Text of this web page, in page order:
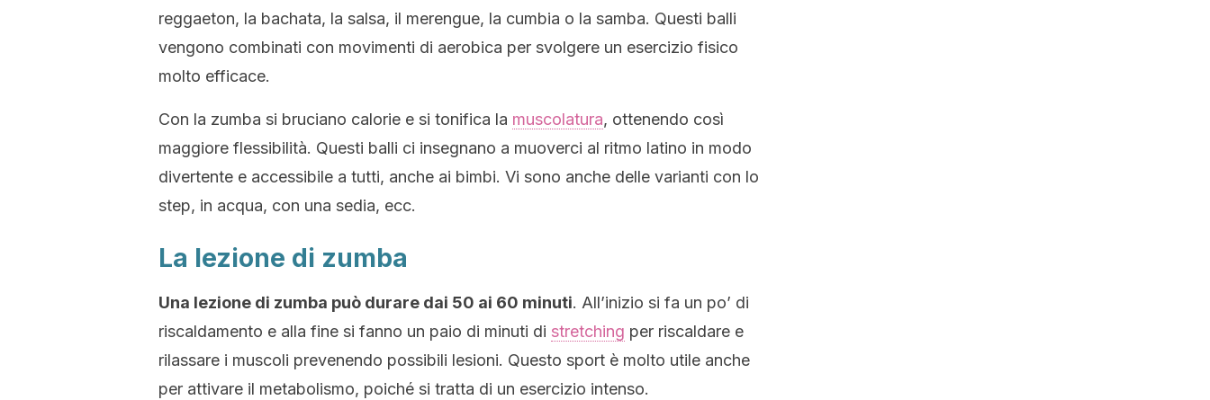
reggaeton, la bachata, la salsa, il merengue, la cumbia o la samba. Questi balli
vengono combinati con movimenti di aerobica per svolgere un esercizio fisico
molto efficace.
Con la zumba si bruciano calorie e si tonifica la muscolatura, ottenendo così
maggiore flessibilità. Questi balli ci insegnano a muoverci al ritmo latino in modo
divertente e accessibile a tutti, anche ai bimbi. Vi sono anche delle varianti con lo
step, in acqua, con una sedia, ecc.
La lezione di zumba
Una lezione di zumba può durare dai 50 ai 60 minuti. All’inizio si fa un po’ di
riscaldamento e alla fine si fanno un paio di minuti di stretching per riscaldare e
rilassare i muscoli prevenendo possibili lesioni. Questo sport è molto utile anche
per attivare il metabolismo, poiché si tratta di un esercizio intenso.